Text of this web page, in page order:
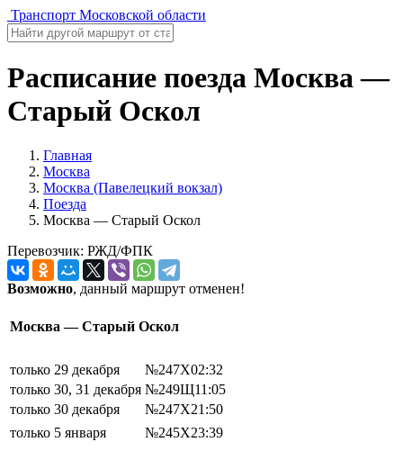
Транспорт Московской области
Расписание поезда Москва —
Старый Оскол
Главная
Москва
Москва (Павелецкий вокзал)
Поезда
Москва — Старый Оскол
Перевозчик: РЖД/ФПК
Возможно, данный маршрут отменен!
Москва — Старый Оскол
только 29 декабря №247Х02:32
только 30, 31 декабря №249Щ11:05
только 30 декабря
№247Х21:50
только 5 января
№245Х23:39